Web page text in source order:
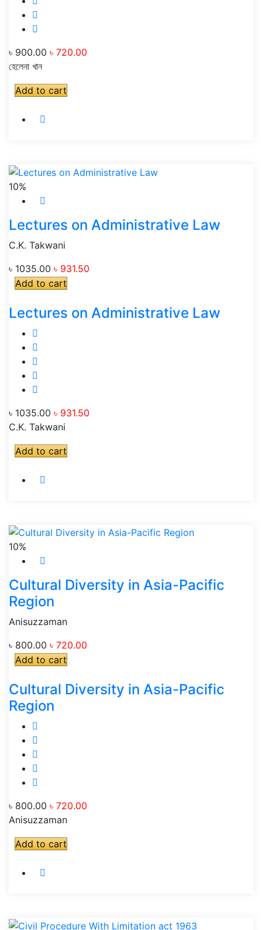
৳ 900.00 ৳ 720.00
হেলেনা খান
Add to cart
10%
Lectures on Administrative Law
C.K. Takwani
৳ 1035.00 ৳ 931.50
Add to cart
Lectures on Administrative Law
৳ 1035.00 ৳ 931.50
C.K. Takwani
Add to cart
10%
Cultural Diversity in Asia-Pacific
Region
Anisuzzaman
৳ 800.00 ৳ 720.00
Add to cart
Cultural Diversity in Asia-Pacific
Region
৳ 800.00 ৳ 720.00
Anisuzzaman
Add to cart